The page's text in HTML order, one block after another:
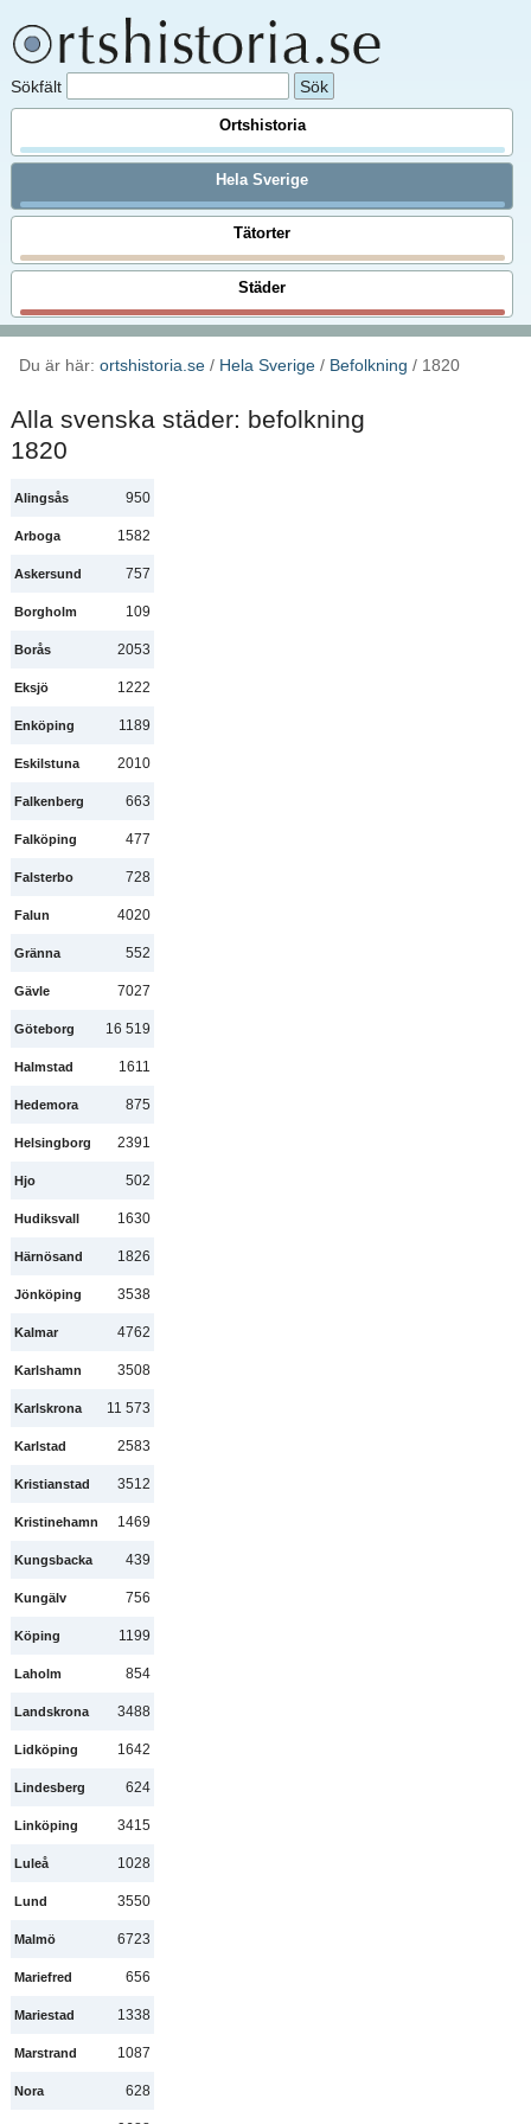
Sökfält
Ortshistoria
Hela Sverige
Tätorter
Städer
Du är här: ortshistoria.se/ Hela Sverige/ Befolkning / 1820
Alla svenska städer: befolkning
1820
Alingsås 950
Arboga 1582
Askersund 757
Borgholm 109
Borås 2053
Eksjö 1222
Enköping 1189
Eskilstuna 2010
Falkenberg 663
Falköping 477
Falsterbo 728
Falun 4020
Gränna 552
Gävle 7027
Göteborg 16 519
Halmstad 1611
Hedemora 875
Helsingborg 2391
Hjo 502
Hudiksvall 1630
Härnösand 1826
Jönköping 3538
Kalmar 4762
Karlshamn 3508
Karlskrona 11 573
Karlstad 2583
Kristianstad 3512
Kristinehamn 1469
Kungsbacka 439
Kungälv 756
Köping 1199
Laholm 854
Landskrona 3488
Lidköping 1642
Lindesberg 624
Linköping 3415
Luleå 1028
Lund 3550
Malmö 6723
Mariefred 656
Mariestad 1338
Marstrand 1087
Nora 628